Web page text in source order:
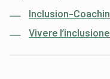
Inclusion-
Vivere l’inclusione